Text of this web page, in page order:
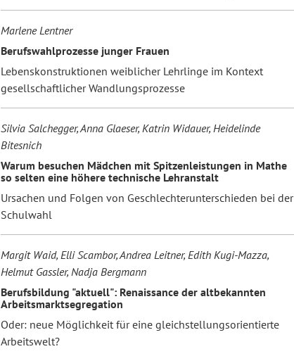
Marlene Lentner
Berufswahlprozesse junger Frauen
Lebenskonstruktionen weiblicher Lehrlinge im Kontext
gesellschaftlicher Wandlungsprozesse
Silvia Salchegger, Anna Glaeser, Katrin Widauer, Heidelinde
Bitesnich
Warum besuchen Mädchen mit Spitzenleistungen in Mathe
so selten eine höhere technische Lehranstalt
Ursachen und Folgen von Geschlechterunterschieden bei der
Schulwahl
Margit Waid, Elli Scambor, Andrea Leitner, Edith Kugi-Mazza,
Helmut Gassler, Nadja Bergmann
Berufsbildung "aktuell": Renaissance der altbekannten
Arbeitsmarktsegregation
Oder: neue Möglichkeit für eine gleichstellungsorientierte
Arbeitswelt?